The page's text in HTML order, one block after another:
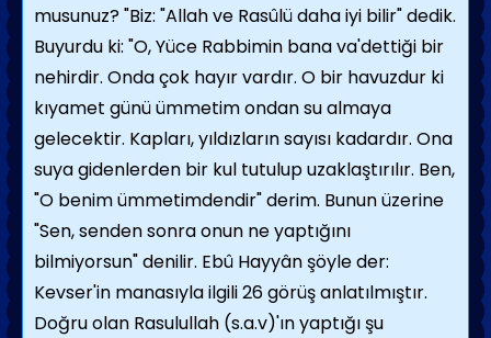
musunuz? "Biz: "Allah ve Rasûlü daha iyi bilir" dedik.
Buyurdu ki: "O, Yüce Rabbimin bana va'dettiği bir
nehirdir. Onda çok hayır vardır. O bir havuzdur ki
kıyamet günü ümmetim ondan su almaya
gelecektir. Kapları, yıldızların sayısı kadardır. Ona
suya gidenlerden bir kul tutulup uzaklaştırılır. Ben,
"O benim ümmetimdendir" derim. Bunun üzerine
"Sen, senden sonra onun ne yaptığını
bilmiyorsun" denilir. Ebû Hayyân şöyle der:
Kevser'in manasıyla ilgili 26 görüş anlatılmıştır.
Doğru olan Rasulullah (s.a.v)'ın yaptığı şu